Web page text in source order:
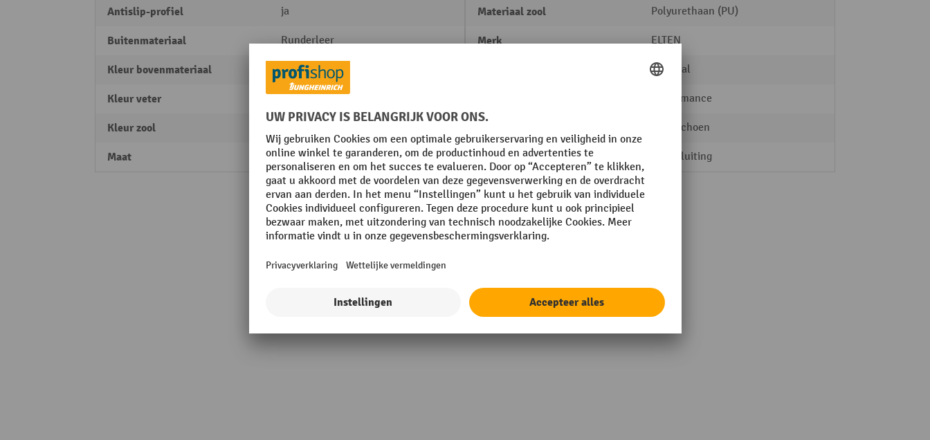
Antislip-profiel ja
Buitenmateriaal Runderleer
Kleur bovenmateriaal zwart
Kleur veter
Kleur zool
Maat 44
Materiaal zool Polyurethaan (PU)
Merk ELTEN
normaal
Performance
Lage schoen
Sluiting type Vetersluiting
Toon alle technische details